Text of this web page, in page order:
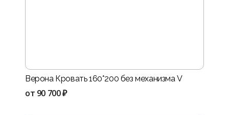
Верона Кровать 160*200 без механизма V
от 90 700 ₽